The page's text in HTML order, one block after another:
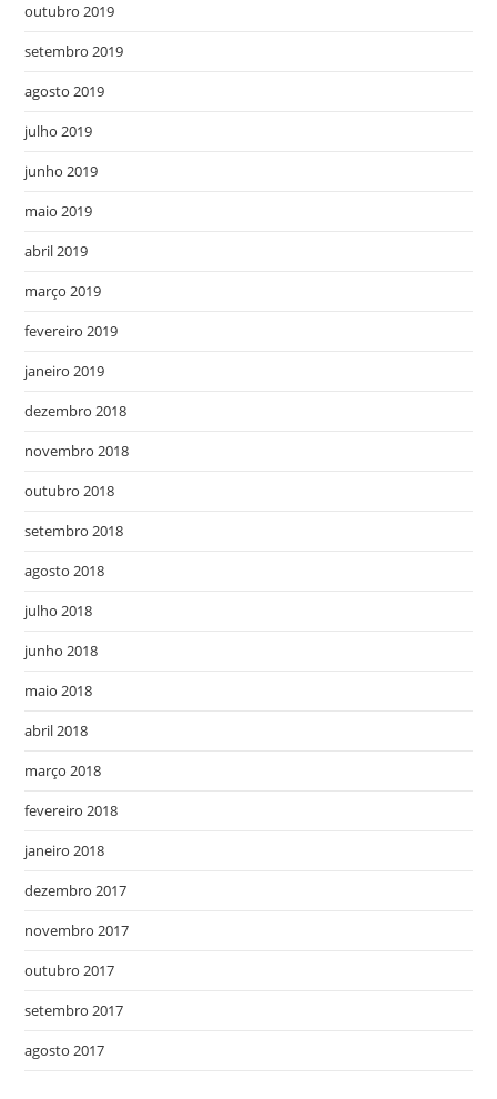
outubro 2019
setembro 2019
agosto 2019
julho 2019
junho 2019
maio 2019
abril 2019
março 2019
fevereiro 2019
janeiro 2019
dezembro 2018
novembro 2018
outubro 2018
setembro 2018
agosto 2018
julho 2018
junho 2018
maio 2018
abril 2018
março 2018
fevereiro 2018
janeiro 2018
dezembro 2017
novembro 2017
outubro 2017
setembro 2017
agosto 2017